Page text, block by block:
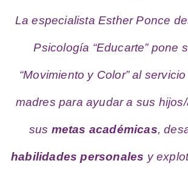
La especialista Esther Ponce
Psicología “Educarte” pone
“Movimiento y Color” al
madres para ayudar a sus
sus metas académicas,
habilidades personales y